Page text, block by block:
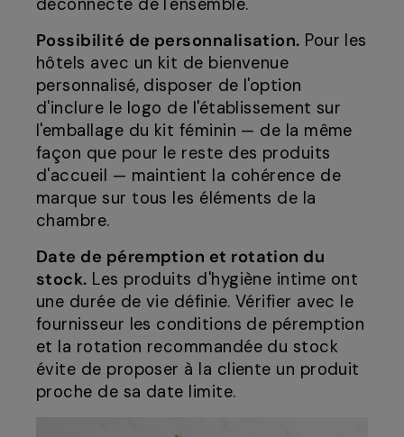
déconnecté de l'ensemble.
Possibilité de personnalisation. Pour les
hôtels avec un kit de bienvenue
personnalisé, disposer de l'option
d'inclure le logo de l'établissement sur
l'emballage du kit féminin — de la même
façon que pour le reste des produits
d'accueil — maintient la cohérence de
marque sur tous les éléments de la
chambre.
Date de péremption et rotation du
stock. Les produits d'hygiène intime ont
une durée de vie définie. Vérifier avec le
fournisseur les conditions de péremption
et la rotation recommandée du stock
évite de proposer à la cliente un produit
proche de sa date limite.